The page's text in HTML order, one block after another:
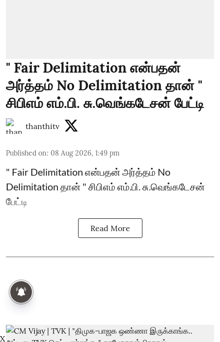
" Fair Delimitation என்பதன்
அர்த்தம் No Delimitation தான் "
சிபிஎம் எம்.பி. சு.வெங்கடேசன் பேட்டி
thanthitv
Published on: 08 Aug 2026, 1:49 pm
" Fair Delimitation என்பதன் அர்த்தம் No
Delimitation தான் " சிபிஎம் எம்.பி. சு.வெங்கடேசன்
பேட்டி
Read More
X